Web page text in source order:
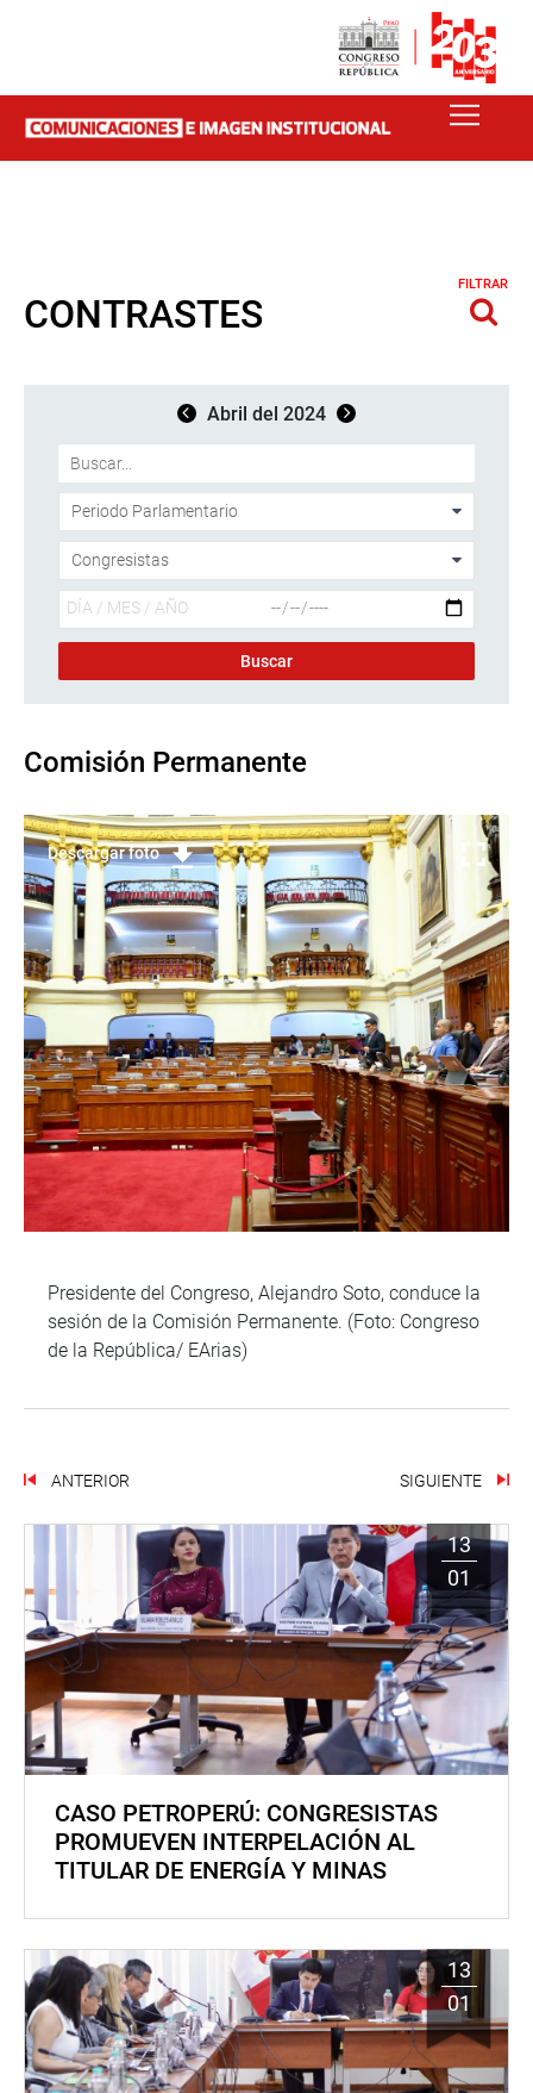
CONTRASTES
FILTRAR
Abril del 2024
Comisión Permanente
Descargar foto
Presidente del Congreso, Alejandro Soto, conduce la
sesión de la Comisión Permanente. (Foto: Congreso
de la República/ EArias)
ANTERIOR SIGUIENTE
13
01
CASO PETROPERÚ: CONGRESISTAS
PROMUEVEN INTERPELACIÓN AL
TITULAR DE ENERGÍA Y MINAS
13
01